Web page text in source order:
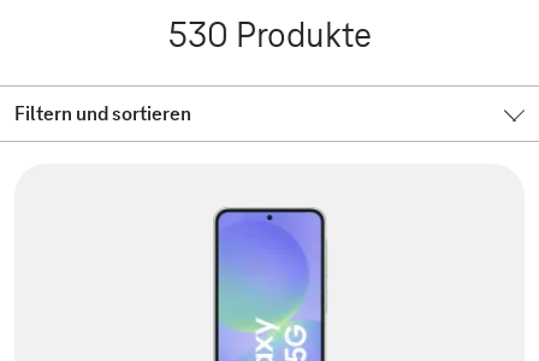
530 Produkte
Filtern und sortieren